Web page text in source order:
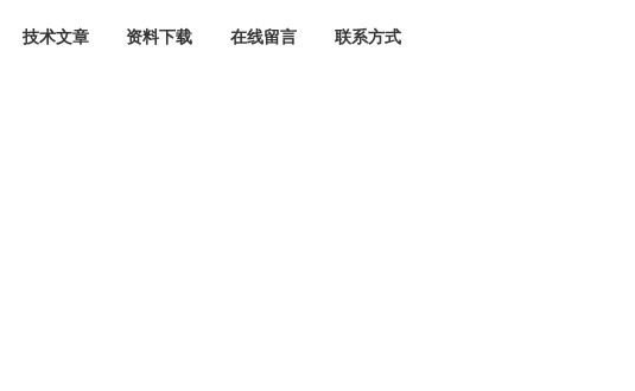
技术文章 资料下载 在线留言 联系方式